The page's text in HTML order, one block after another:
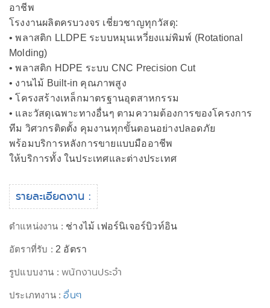
อาชีพ
โรงงานผลิตครบวงจร เชี่ยวชาญทุกวัสดุ:
• พลาสติก LLDPE ระบบหมุนเหวี่ยงแม่พิมพ์ (Rotational
Molding)
• พลาสติก HDPE ระบบ CNC Precision Cut
• งานไม้ Built-in คุณภาพสูง
• โครงสร้างเหล็กมาตรฐานอุตสาหกรรม
• และวัสดุเฉพาะทางอื่นๆ ตามความต้องการของโครงการ
ทีม วิศวกรติดตั้ง คุมงานทุกขั้นตอนอย่างปลอดภัย
พร้อมบริการหลังการขายแบบมืออาชีพ
ให้บริการทั้ง ในประเทศและต่างประเทศ
รายละเอียดงาน :
ตำแหน่งงาน : ช่างไม้ เฟอร์นิเจอร์บิวท์อิน
อัตราที่รับ : 2 อัตรา
รูปแบบงาน :พนักงานประจำ
ประเภทงาน :อื่นๆ